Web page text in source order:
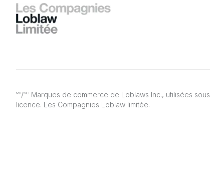
MD/MC Marques de commerce de Loblaws Inc., utilisées sous
licence. Les Compagnies Loblaw limitée.